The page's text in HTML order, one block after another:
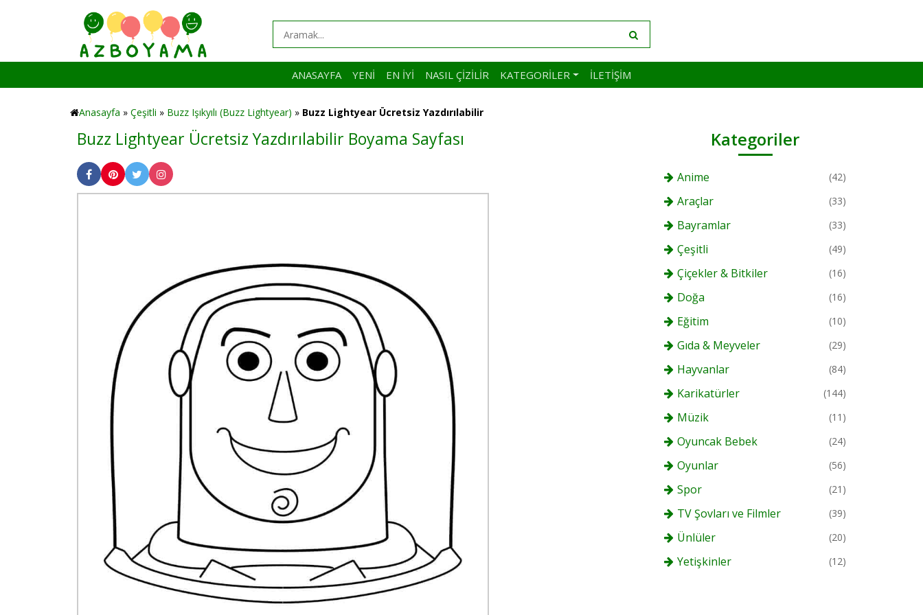
ANASAYFA YENI EN İYI NASIL ÇIZILIR KATEGORILER İLETIŞIM
Anasayfa » Çeşitli » Buzz Işıkyılı (Buzz Lightyear) » Buzz Lightyear Ücretsiz Yazdırılabilir
Buzz Lightyear Ücretsiz Yazdırılabilir Boyama Sayfası Kategoriler
Anime (42)
Araçlar (33)
Bayramlar (33)
Çeşitli (49)
Çiçekler & Bitkiler (16)
Doğa (16)
Eğitim (10)
Gıda & Meyveler (29)
Hayvanlar (84)
Karikatürler (144)
Müzik (11)
Oyuncak Bebek (24)
Oyunlar (56)
Spor (21)
TV Şovları ve Filmler (39)
Ünlüler (20)
Yetişkinler (12)